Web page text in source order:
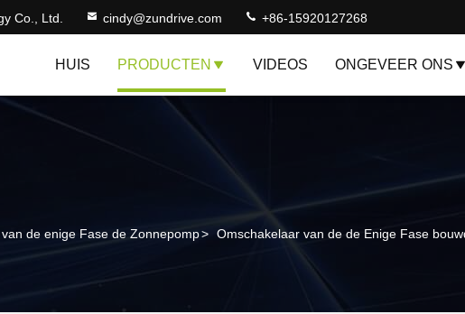
Co., Ltd. cindy@zundrive.com +86-15920127268
HUIS PRODUCTEN VIDEOS ONGEVEER ONS
de enige Fase de Zonnepomp> Omschakelaar van de de Enige Fase